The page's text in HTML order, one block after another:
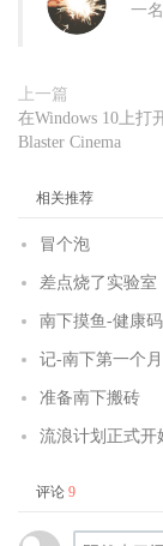
一
上一篇
在Windows 10上打
Blaster Cinema
相关推荐
冒个泡
差点烧了实验室
南下摸鱼-健康
记-南下第一个月
准备南下搬砖
流浪计划正式开
评论 9